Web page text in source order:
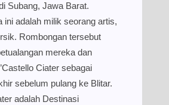
Subang, Jawa Barat.
ini adalah milik seorang artis,
Rombongan tersebut
mereka dan
Ciater sebagai
sebelum pulang ke Blitar.
adalah Destinasi